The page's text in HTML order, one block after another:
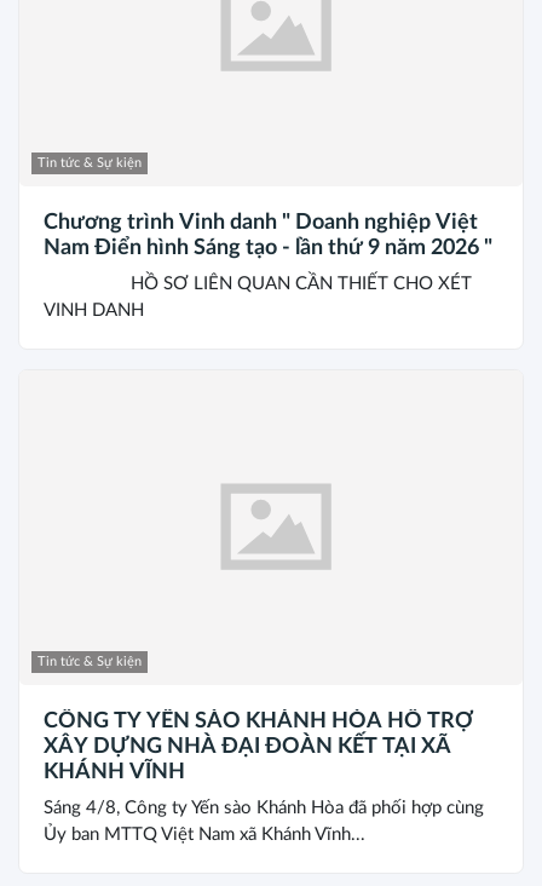
Tin tức & Sự kiện
Chương trình Vinh danh " Doanh nghiệp Việt
Nam Điển hình Sáng tạo - lần thứ 9 năm 2026 "
HỒ SƠ LIÊN QUAN CẦN THIẾT CHO XÉT
VINH DANH
Tin tức & Sự kiện
CÔNG TY YẾN SÀO KHÁNH HÒA HỖ TRỢ
XÂY DỰNG NHÀ ĐẠI ĐOÀN KẾT TẠI XÃ
KHÁNH VĨNH
Sáng 4/8, Công ty Yến sào Khánh Hòa đã phối hợp cùng
Ủy ban MTTQ Việt Nam xã Khánh Vĩnh...